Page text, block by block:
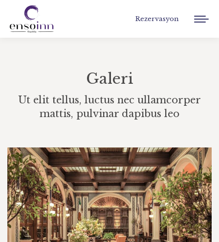
Rezervasyon
Galeri
Ut elit tellus, luctus nec ullamcorper
mattis, pulvinar dapibus leo